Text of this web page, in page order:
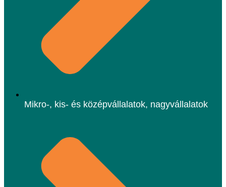
Mikro-, kis- és középvállalatok, nagyvállalatok